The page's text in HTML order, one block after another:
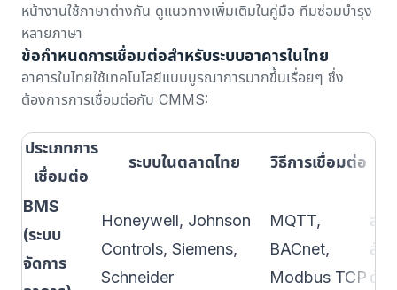
หน้างานใช้ภาษาต่างกัน ดูแนวทางเพิ่มเติมในคู่มือ ทีมซ่อมบำรุง
หลายภาษา
ข้อกำหนดการเชื่อมต่อสำหรับระบบอาคารในไทย
อาคารในไทยใช้เทคโนโลยีแบบบูรณาการมากขึ้นเรื่อยๆ ซึ่ง
ต้องการการเชื่อมต่อกับ CMMS:
ประเภทการ
เชื่อมต่อ
ระบบในตลาดไทย วิธีการเชื่อมต่อ
BMS
(ระบบ
จัดการ
Honeywell, Johnson
Controls, Siemens,
Schneider
MQTT,
BACnet,
Modbus TCP
สร้
สัญ
ดัน